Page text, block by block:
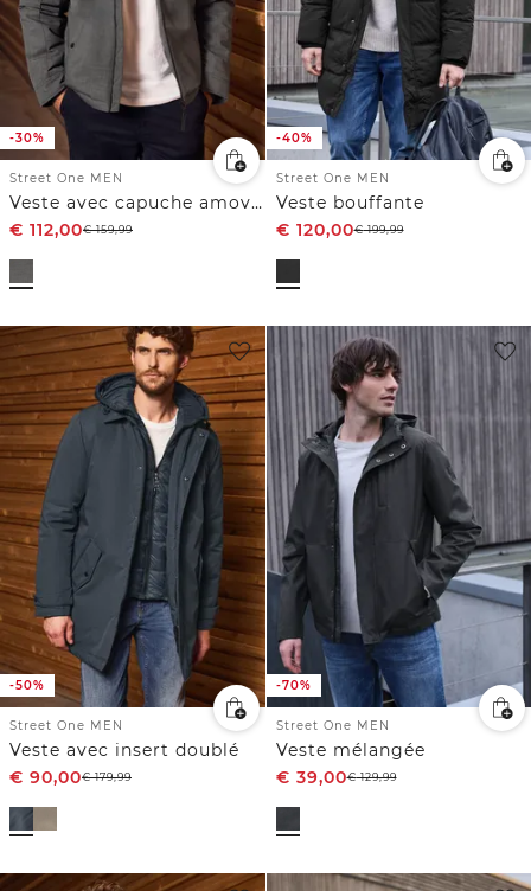
-30%
Street One MEN
Veste avec capuche amovible
€ 112,00€159,99
-40%
Street One MEN
Veste bouffante
€ 120,00€199,99
-50%
Street One MEN
Veste avec insert doublé
€ 90,00€179,99
-70%
Street One MEN
Veste mélangée
€ 39,00€129,99